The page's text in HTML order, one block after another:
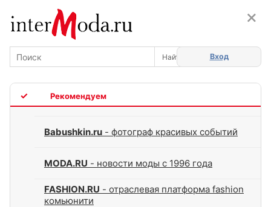
Вход
Babushkin.ru - фотограф красивых событий
MODA.RU - новости моды с 1996 года
FASHION.RU - отраслевая платформа fashion
комьюнити
×
×